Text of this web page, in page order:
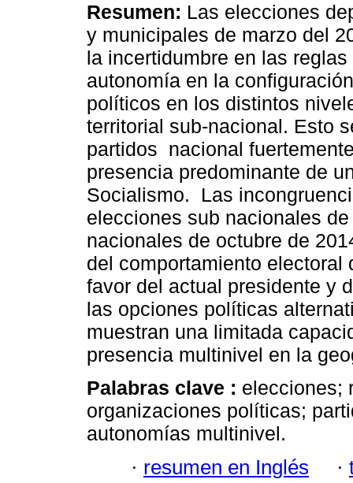
Resumen: Las elecciones
y municipales de marzo del
la incertidumbre en las
autonomía en la
políticos en los distintos
territorial sub-nacional. Esto
partidos nacional
presencia predominante de
Socialismo. Las
elecciones sub nacionales
nacionales de octubre de
del comportamiento
favor del actual presidente y
las opciones políticas
muestran una limitada
presencia multinivel en la
Palabras clave : elecciones;
organizaciones políticas;
autonomías multinivel.
· resumen en Inglés ·